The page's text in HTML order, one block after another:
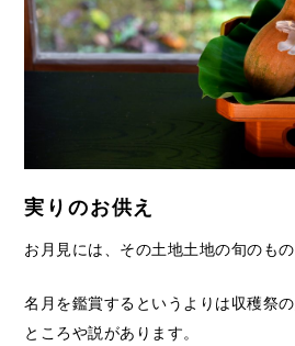
実りのお供え
お月見には、その土地土地の旬のもの
名月を鑑賞するというよりは収穫祭
ところや説があります。